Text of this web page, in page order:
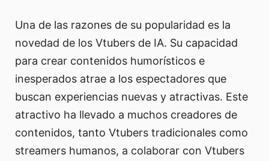
Una de las razones de su popularidad es la
novedad de los Vtubers de IA. Su capacidad
para crear contenidos humorísticos e
inesperados atrae a los espectadores que
buscan experiencias nuevas y atractivas. Este
atractivo ha llevado a muchos creadores de
contenidos, tanto Vtubers tradicionales como
streamers humanos, a colaborar con Vtubers